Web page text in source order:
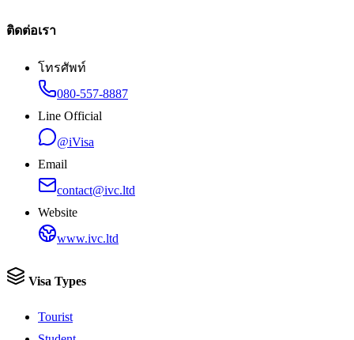
ติดต่อเรา
โทรศัพท์
080-557-8887
Line Official
@iVisa
Email
contact@ivc.ltd
Website
www.ivc.ltd
Visa Types
Tourist